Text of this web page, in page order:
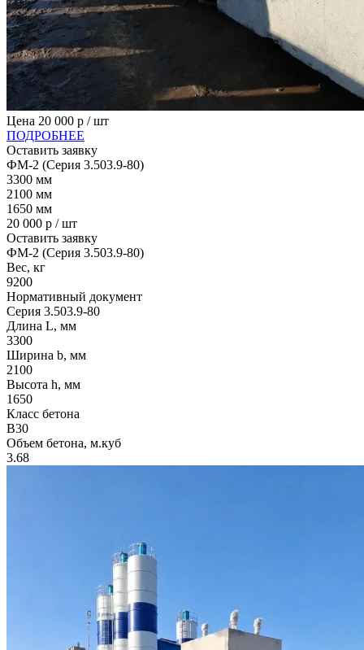
Цена 20 000 р / шт
ПОДРОБНЕЕ
Оставить заявку
ФМ-2 (Серия 3.503.9-80)
3300 мм
2100 мм
1650 мм
20 000 р / шт
Оставить заявку
ФМ-2 (Серия 3.503.9-80)
Вес, кг
9200
Нормативный документ
Серия 3.503.9-80
Длина L, мм
3300
Ширина b, мм
2100
Высота h, мм
1650
Класс бетона
B30
Объем бетона, м.куб
3.68